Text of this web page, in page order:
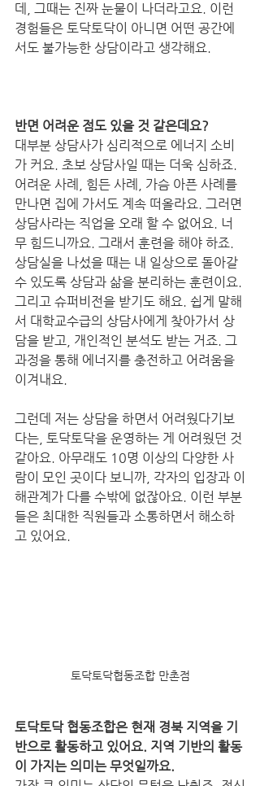
데, 그때는 진짜 눈물이 나더라고요. 이런
경험들은 토닥토닥이 아니면 어떤 공간에
서도 불가능한 상담이라고 생각해요.
반면 어려운 점도 있을 것 같은데요?
대부분 상담사가 심리적으로 에너지 소비
가 커요. 초보 상담사일 때는 더욱 심하죠.
어려운 사례, 힘든 사례, 가슴 아픈 사례를
만나면 집에 가서도 계속 떠올라요. 그러면
상담사라는 직업을 오래 할 수 없어요. 너
무 힘드니까요. 그래서 훈련을 해야 하죠.
상담실을 나섰을 때는 내 일상으로 돌아갈
수 있도록 상담과 삶을 분리하는 훈련이요.
그리고 슈퍼비전을 받기도 해요. 쉽게 말해
서 대학교수급의 상담사에게 찾아가서 상
담을 받고, 개인적인 분석도 받는 거죠. 그
과정을 통해 에너지를 충전하고 어려움을
이겨내요.
그런데 저는 상담을 하면서 어려웠다기보
다는, 토닥토닥을 운영하는 게 어려웠던 것
같아요. 아무래도 10명 이상의 다양한 사
람이 모인 곳이다 보니까, 각자의 입장과 이
해관계가 다를 수밖에 없잖아요. 이런 부분
들은 최대한 직원들과 소통하면서 해소하
고 있어요.
토닥토닥협동조합 만촌점
토닥토닥 협동조합은 현재 경북 지역을 기
반으로 활동하고 있어요. 지역 기반의 활동
이 가지는 의미는 무엇일까요.